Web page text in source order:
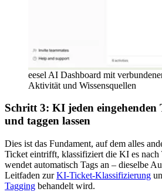
eesel AI Dashboard mit
Aktivität und Wissensquellen
Schritt 3: KI jeden eingehenden
und taggen lassen
Dies ist das Fundament, auf dem alles
Ticket eintrifft, klassifiziert die KI es nach
wendet automatisch Tags an – dieselbe
Leitfaden zurKI-Ticket-Klassifizierung
Tagging behandelt wird.